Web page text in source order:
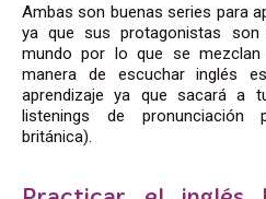
Ambas son buenas series para
ya que sus protagonistas
mundo por lo que se
manera de escuchar inglés
aprendizaje ya que sacará a
listenings de pronunciación
británica).